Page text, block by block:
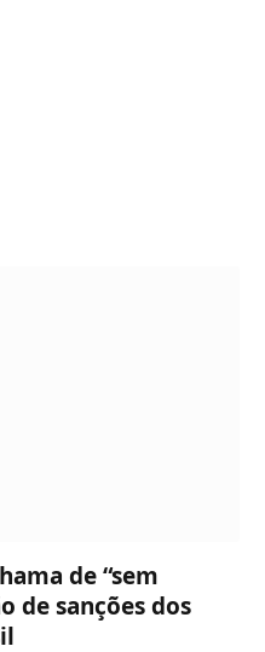
de “sem
de sanções dos